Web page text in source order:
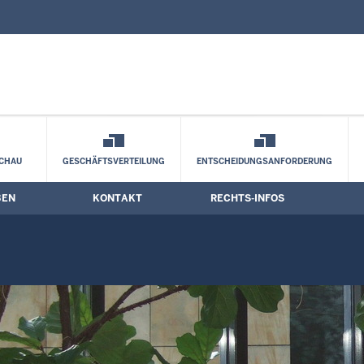
Kontaktformular
GESCHÄFTSVERTEILUNG ENTSCHEIDUNGSANFORDERUNG
KONTAKT RECHTS-INFOS